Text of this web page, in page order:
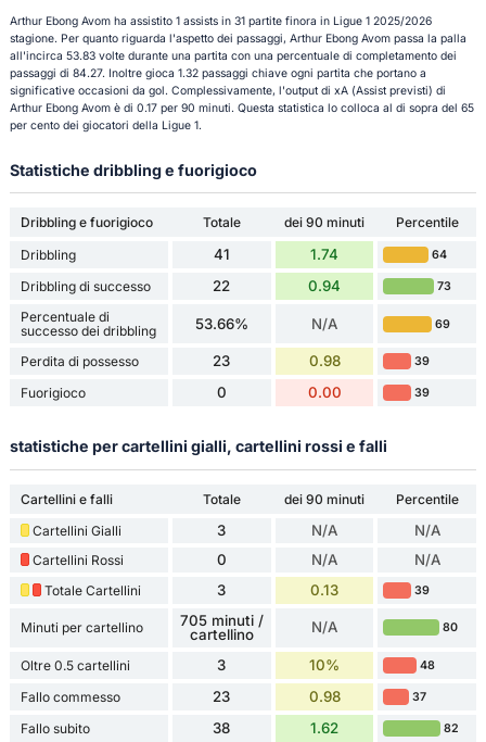
Arthur Ebong Avom ha assistito 1 assists in 31 partite finora in Ligue 1 2025/2026
stagione. Per quanto riguarda l'aspetto dei passaggi, Arthur Ebong Avom passa la palla
all'incirca 53.83 volte durante una partita con una percentuale di completamento dei
passaggi di 84.27. Inoltre gioca 1.32 passaggi chiave ogni partita che portano a
significative occasioni da gol. Complessivamente, l'output di xA (Assist previsti) di
Arthur Ebong Avom è di 0.17 per 90 minuti. Questa statistica lo colloca al di sopra del 65
per cento dei giocatori della Ligue 1.
Statistiche dribbling e fuorigioco
Dribbling e fuorigioco Totale dei 90 minuti
Percentile
Dribbling
41 1.74 64
Dribbling di successo 22 0.94 73
Percentuale di
successo dei dribbling
53.66% N/A 69
Perdita di possesso 23 0.98 39
Fuorigioco 0 0.00 39
statistiche per cartellini gialli, cartellini rossi e falli
Cartellini e falli Totale dei 90 minuti
Percentile
Cartellini Gialli
3 N/A N/A
Cartellini Rossi 0 N/A N/A
Totale Cartellini 3 0.13 39
Minuti per cartellino
705 minuti /
cartellino
N/A 80
Oltre 0.5 cartellini 3 10% 48
Fallo commesso 23 0.98 37
Fallo subito 38 1.62 82